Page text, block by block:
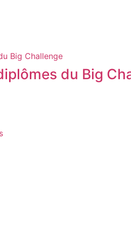
Big Challenge
du Big